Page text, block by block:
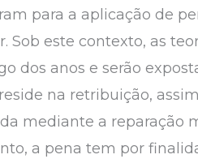
para a aplicação de
Sob este contexto, as
dos anos e serão
na retribuição,
mediante a reparação
a pena tem por